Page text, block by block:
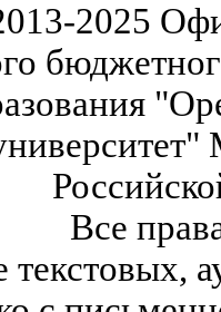
2025
Все
текстовых,